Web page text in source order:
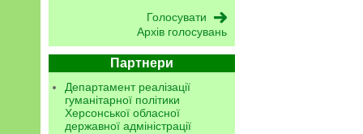
Архів голосувань
Партнери
Департамент реалізації
гуманітарної політики
Херсонської обласної
державної адміністрації